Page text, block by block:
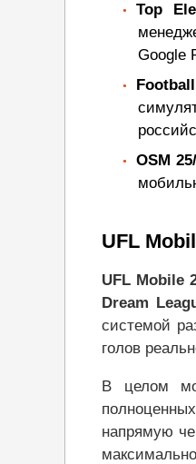
Top
Google
OSM
UFL
UFL Mobile
Dream
системой
голов
В целом
напрямую